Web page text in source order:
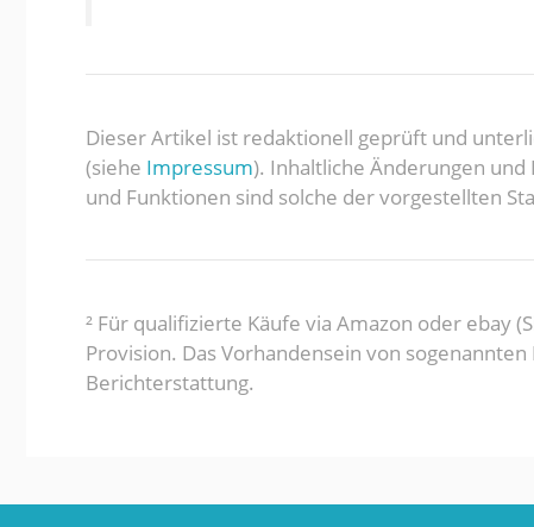
Dieser Artikel ist redaktionell geprüft und
(siehe Impressum). Inhaltliche Änderungen
und Funktionen sind solche der vorgestellten
² Für qualifizierte Käufe via Amazon oder ebay
Provision. Das Vorhandensein von
Berichterstattung.